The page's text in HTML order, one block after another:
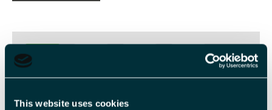
This website uses cookies
-